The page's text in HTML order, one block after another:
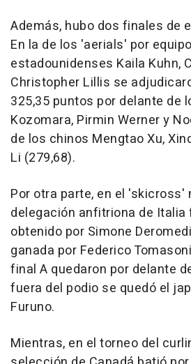
Además, hubo dos finales de
En la de los 'aerials' por
estadounidenses Kaila Kuhn,
Christopher Lillis se
325,35 puntos por delante de
Kozomara, Pirmin Werner y
de los chinos Mengtao Xu,
Li (279,68).
Por otra parte, en el 'skicross'
delegación anfitriona de
obtenido por Simone
ganada por Federico
final A quedaron por delante
fuera del podio se quedó el
Furuno.
Mientras, en el torneo del